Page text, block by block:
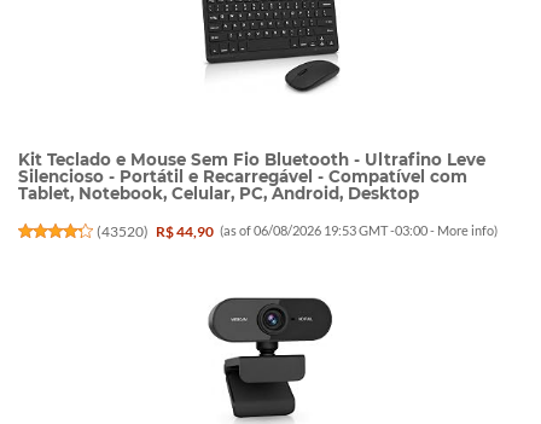
Kit Teclado e Mouse Sem Fio Bluetooth - Ultrafino Leve
Silencioso - Portátil e Recarregável - Compatível com
Tablet, Notebook, Celular, PC, Android, Desktop
(43520) R$ 44,90 (as of 06/08/2026 19:53 GMT -03:00 - More info)